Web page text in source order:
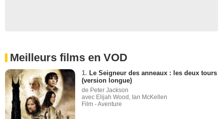
Meilleurs films en VOD
1. Le Seigneur des anneaux : les deux tours
(version longue)
de Peter Jackson
avec Elijah Wood, Ian McKellen
Film - Aventure